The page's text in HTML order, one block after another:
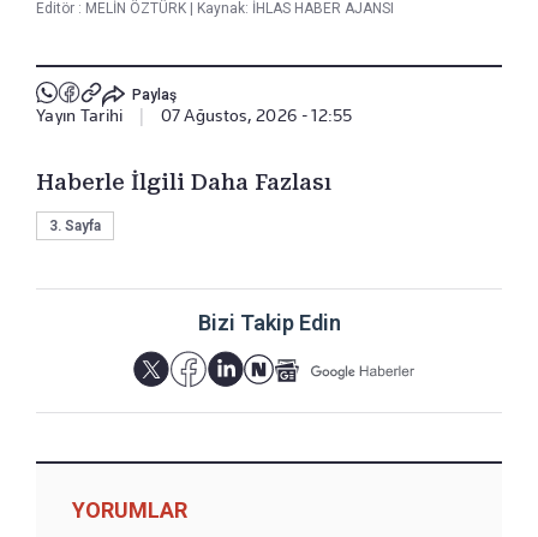
Editör : MELİN ÖZTÜRK Kaynak: İHLAS HABER AJANSI
Paylaş
Yayın Tarihi 07 Ağustos, 2026 - 12:55
Haberle İlgili Daha Fazlası
3. Sayfa
Bizi Takip Edin
YORUMLAR